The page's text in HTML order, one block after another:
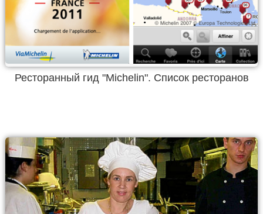
Ресторанный гид "Michelin". Список ресторанов